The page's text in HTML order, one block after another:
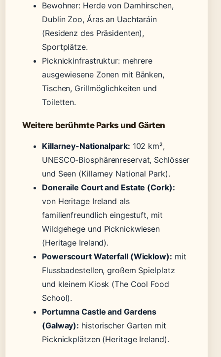
Bewohner: Herde von Damhirschen,
Dublin Zoo, Áras an Uachtaráin
(Residenz des Präsidenten),
Sportplätze.
Picknickinfrastruktur: mehrere
ausgewiesene Zonen mit Bänken,
Tischen, Grillmöglichkeiten und
Toiletten.
Weitere berühmte Parks und Gärten
Killarney-Nationalpark: 102 km²,
UNESCO-Biosphärenreservat, Schlösser
und Seen (Killarney National Park).
Doneraile Court and Estate (Cork):
von Heritage Ireland als
familienfreundlich eingestuft, mit
Wildgehege und Picknickwiesen
(Heritage Ireland).
Powerscourt Waterfall (Wicklow): mit
Flussbadestellen, großem Spielplatz
und kleinem Kiosk (The Cool Food
School).
Portumna Castle and Gardens
(Galway): historischer Garten mit
Picknickplätzen (Heritage Ireland).